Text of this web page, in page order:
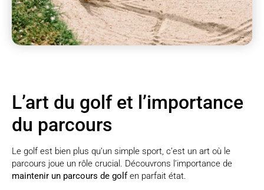
L’art du golf et l’importance
du parcours
Le golf est bien plus qu’un simple sport, c’est un art où le
parcours joue un rôle crucial. Découvrons l’importance de
maintenir un parcours de golfen parfait état.